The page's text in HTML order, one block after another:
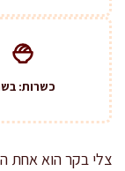
כשרות:
צלי בקר הוא אחת